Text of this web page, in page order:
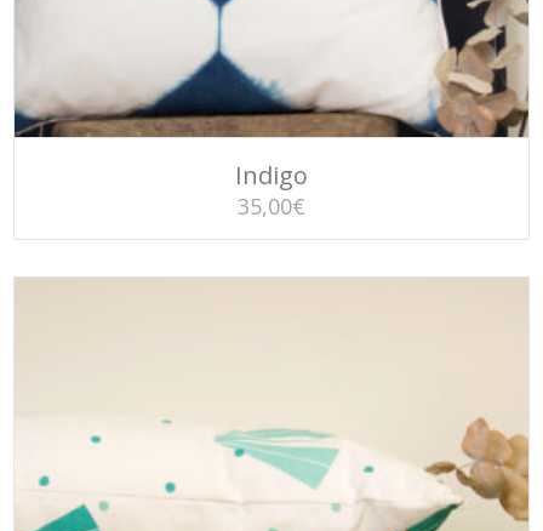
Indigo
35,00€